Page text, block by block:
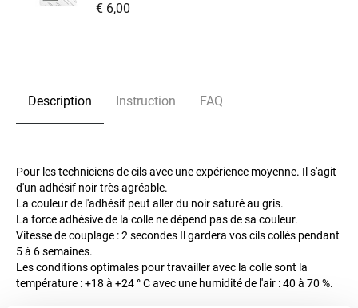
€ 6,00
Description Instruction FAQ
Pour les techniciens de cils avec une expérience moyenne. Il s'agit
d'un adhésif noir très agréable.
La couleur de l'adhésif peut aller du noir saturé au gris.
La force adhésive de la colle ne dépend pas de sa couleur.
Vitesse de couplage : 2 secondes Il gardera vos cils collés pendant
5 à 6 semaines.
Les conditions optimales pour travailler avec la colle sont la
température : +18 à +24 ° С avec une humidité de l'air : 40 à 70 %.